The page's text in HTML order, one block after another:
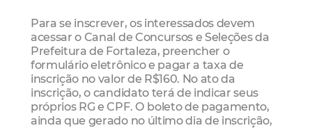
Para se inscrever, os interessados devem
acessar o Canal de Concursos e Seleções da
Prefeitura de Fortaleza, preencher o
formulário eletrônico e pagar a taxa de
inscrição no valor de R$160. No ato da
inscrição, o candidato terá de indicar seus
próprios RG e CPF. O boleto de pagamento,
ainda que gerado no último dia de inscrição,